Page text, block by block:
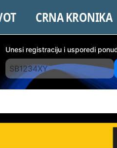
CRNA KRONIKA
Unesi registraciju i usporedi